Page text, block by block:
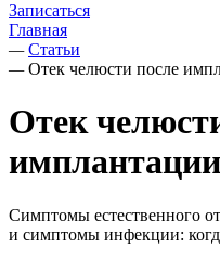
Записаться
Главная
— Статьи
— Отек челюсти после
Отек
Симптомы естественного
и симптомы инфекции: